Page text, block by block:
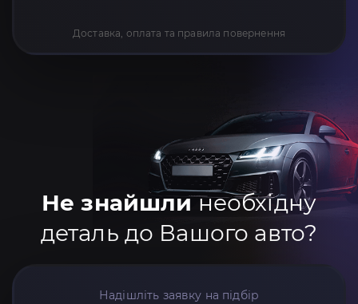
Доставка, оплата та правила повернення
Не знайшлинеобхідну
деталь до Вашого авто?
Надішліть заявку на підбір